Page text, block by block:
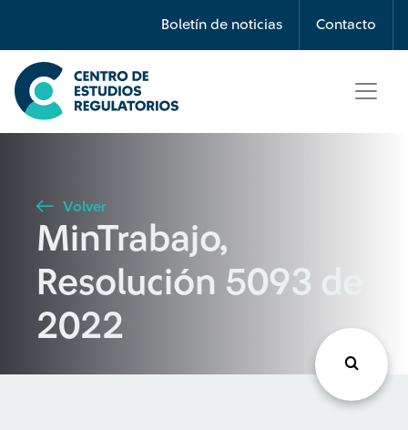
Boletín de noticias Contacto
Búsqueda
Seleccione país
Buscar
Volver
MinTrabajo,
Resolución 5093 de
2022